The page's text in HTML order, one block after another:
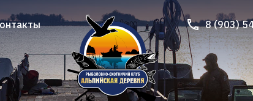
8 (903)
8 (903)